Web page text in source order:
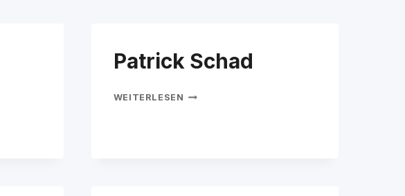
Patrick Schad
WEITERLESEN PATRICK